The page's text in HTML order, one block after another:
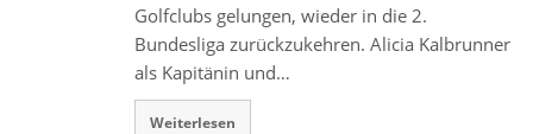
Golfclubs gelungen, wieder in die 2.
Bundesliga zurückzukehren. Alicia Kalbrunner
als Kapitänin und…
Weiterlesen